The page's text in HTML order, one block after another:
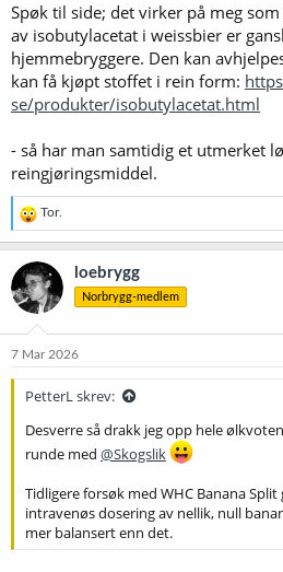
Spøk til side; det virker på meg
av isobutylacetat i weissbier er
hjemmebryggere. Den kan
kan få kjøpt stoffet i rein form:
se/produkter/isobutylacetat.html
- så har man samtidig et utmerket
reingjøringsmiddel.
R
e
a
k
s
j
o
e
Tor.
loebrygg
Norbrygg-medlem
7 Mar 2026
PetterL skrev:
Desverre så drakk jeg opp hele
runde med @Skogslik
Tidligere forsøk med WHC Banana
intravenøs dosering av nellik, null
mer balansert enn det.